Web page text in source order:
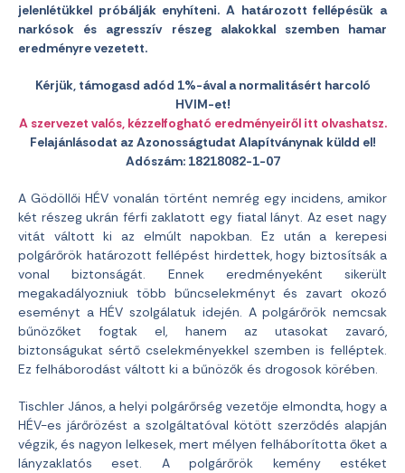
jelenlétükkel próbálják enyhíteni. A határozott fellépésük a
narkósok és agresszív részeg alakokkal szemben hamar
eredményre vezetett.
Kérjük, támogasd adód 1%-ával a normalitásért harcoló
HVIM-et!
A szervezet valós, kézzelfogható eredményeiről itt olvashatsz.
Felajánlásodat az Azonosságtudat Alapítványnak küldd el!
Adószám: 18218082-1-07
A Gödöllői HÉV vonalán történt nemrég egy incidens, amikor
két részeg ukrán férfi zaklatott egy fiatal lányt. Az eset nagy
vitát váltott ki az elmúlt napokban. Ez után a kerepesi
polgárőrök határozott fellépést hirdettek, hogy biztosítsák a
vonal biztonságát. Ennek eredményeként sikerült
megakadályozniuk több bűncselekményt és zavart okozó
eseményt a HÉV szolgálatuk idején. A polgárőrök nemcsak
bűnözőket fogtak el, hanem az utasokat zavaró,
biztonságukat sértő cselekményekkel szemben is felléptek.
Ez felháborodást váltott ki a bűnözők és drogosok körében.
Tischler János, a helyi polgárőrség vezetője elmondta, hogy a
HÉV-es járőrözést a szolgáltatóval kötött szerződés alapján
végzik, és nagyon lelkesek, mert mélyen felháborította őket a
lányzaklatós eset. A polgárőrök kemény estéket